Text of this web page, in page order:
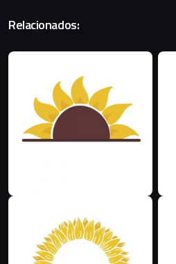
Relacionados: